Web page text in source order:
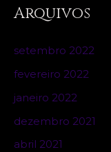
Arquivos
setembro 2022
fevereiro 2022
janeiro 2022
dezembro 2021
abril 2021